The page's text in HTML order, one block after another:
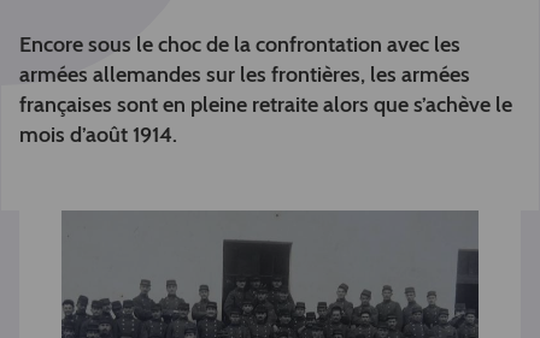
Encore sous le choc de la confrontation avec les
armées allemandes sur les frontières, les armées
françaises sont en pleine retraite alors que s’achève le
mois d’août 1914.